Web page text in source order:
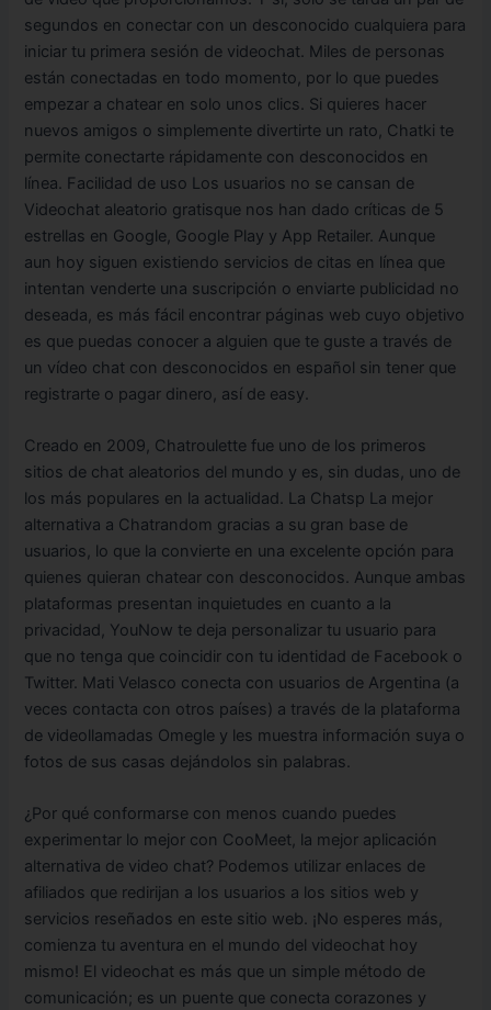
segundos en conectar con un desconocido cualquiera para
iniciar tu primera sesión de videochat. Miles de personas
están conectadas en todo momento, por lo que puedes
empezar a chatear en solo unos clics. Si quieres hacer
nuevos amigos o simplemente divertirte un rato, Chatki te
permite conectarte rápidamente con desconocidos en
línea. Facilidad de uso Los usuarios no se cansan de
Videochat aleatorio gratisque nos han dado críticas de 5
estrellas en Google, Google Play y App Retailer. Aunque
aun hoy siguen existiendo servicios de citas en línea que
intentan venderte una suscripción o enviarte publicidad no
deseada, es más fácil encontrar páginas web cuyo objetivo
es que puedas conocer a alguien que te guste a través de
un vídeo chat con desconocidos en español sin tener que
registrarte o pagar dinero, así de easy.
Creado en 2009, Chatroulette fue uno de los primeros
sitios de chat aleatorios del mundo y es, sin dudas, uno de
los más populares en la actualidad. La Chatsp La mejor
alternativa a Chatrandom gracias a su gran base de
usuarios, lo que la convierte en una excelente opción para
quienes quieran chatear con desconocidos. Aunque ambas
plataformas presentan inquietudes en cuanto a la
privacidad, YouNow te deja personalizar tu usuario para
que no tenga que coincidir con tu identidad de Facebook o
Twitter. Mati Velasco conecta con usuarios de Argentina (a
veces contacta con otros países) a través de la plataforma
de videollamadas Omegle y les muestra información suya o
fotos de sus casas dejándolos sin palabras.
¿Por qué conformarse con menos cuando puedes
experimentar lo mejor con CooMeet, la mejor aplicación
alternativa de video chat? Podemos utilizar enlaces de
afiliados que redirijan a los usuarios a los sitios web y
servicios reseñados en este sitio web. ¡No esperes más,
comienza tu aventura en el mundo del videochat hoy
mismo! El videochat es más que un simple método de
comunicación; es un puente que conecta corazones y